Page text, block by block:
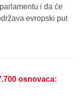
i da će
evropski put
osnovaca: